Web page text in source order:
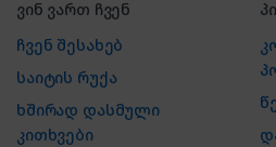
ვინ ვართ ჩვენ
ჩვენ შესახებ
საიტის რუქა
ხშირად დასმული
კითხვები